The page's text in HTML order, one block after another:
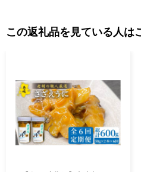
この返礼品を見ている人は